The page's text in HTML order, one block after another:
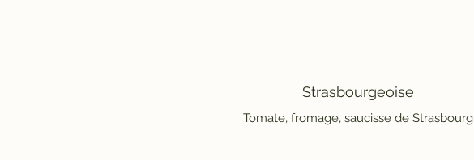
Strasbourgeoise
Tomate, fromage, saucisse de Strasbourg